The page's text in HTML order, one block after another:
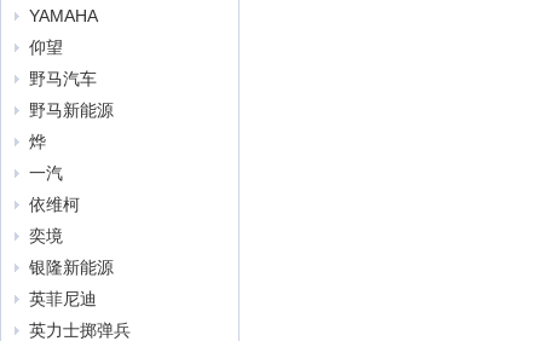
YAMAHA
仰望
野马汽车
野马新能源
烨
一汽
依维柯
奕境
银隆新能源
英菲尼迪
英力士掷弹兵